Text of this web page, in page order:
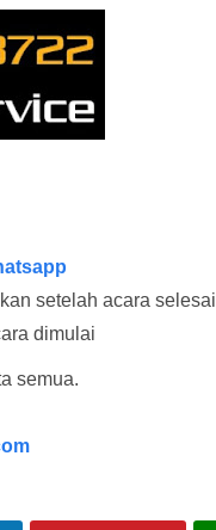
setelah acara selesai
dimulai
semua.